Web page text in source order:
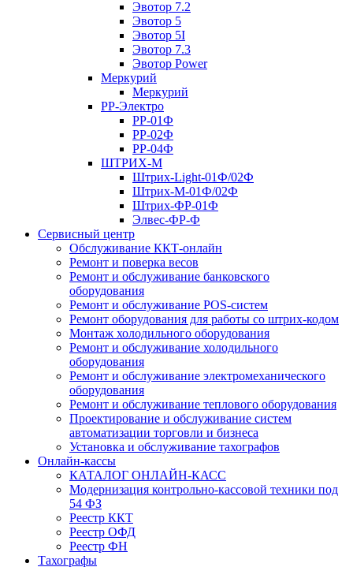
Эвотор 7.2
Эвотор 5
Эвотор 5I
Эвотор 7.3
Эвотор Power
Меркурий
Меркурий
РР-Электро
РР-01Ф
РР-02Ф
РР-04Ф
ШТРИХ-М
Штрих-Light-01Ф/02Ф
Штрих-М-01Ф/02Ф
Штрих-ФР-01Ф
Элвес-ФР-Ф
Сервисный центр
Обслуживание ККТ-онлайн
Ремонт и поверка весов
Ремонт и обслуживание банковского
оборудования
Ремонт и обслуживание POS-систем
Ремонт оборудования для работы со штрих-кодом
Монтаж холодильного оборудования
Ремонт и обслуживание холодильного
оборудования
Ремонт и обслуживание электромеханического
оборудования
Ремонт и обслуживание теплового оборудования
Проектирование и обслуживание систем
автоматизации торговли и бизнеса
Установка и обслуживание тахографов
Онлайн-кассы
КАТАЛОГ ОНЛАЙН-КАСС
Модернизация контрольно-кассовой техники под
54 ФЗ
Реестр ККТ
Реестр ОФД
Реестр ФН
Тахографы